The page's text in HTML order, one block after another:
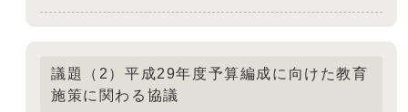
議題（2）平成29年度予算編成に向けた教育
施策に関わる協議